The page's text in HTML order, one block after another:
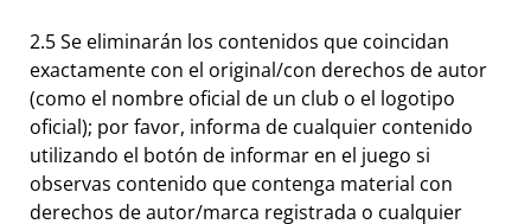
2.5 Se eliminarán los contenidos que coincidan
exactamente con el original/con derechos de autor
(como el nombre oficial de un club o el logotipo
oficial); por favor, informa de cualquier contenido
utilizando el botón de informar en el juego si
observas contenido que contenga material con
derechos de autor/marca registrada o cualquier